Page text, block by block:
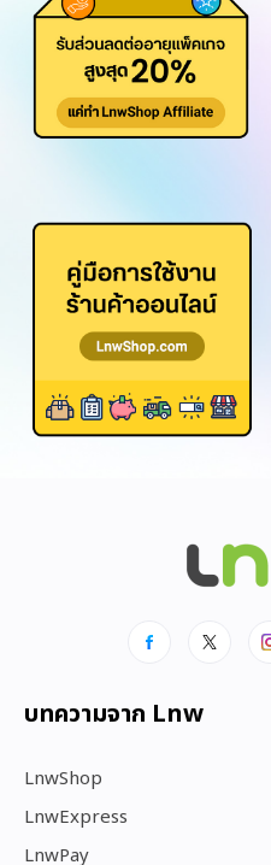
บทความจาก Lnw
LnwShop
LnwExpress
LnwPay